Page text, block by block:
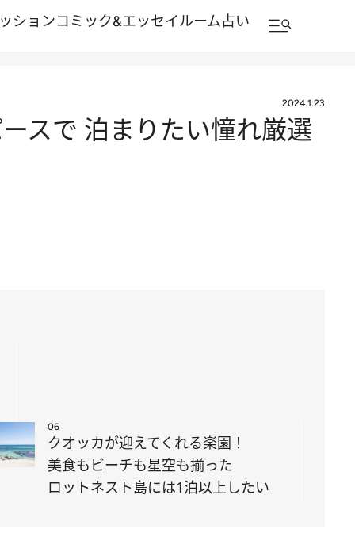
ションコミック&エッセイルーム占い
2024.1.23
スで 泊まりたい憧れ厳選
06
クオッカが迎えてくれる楽園！
美食もビーチも星空も揃った
ロットネスト島には1泊以上したい